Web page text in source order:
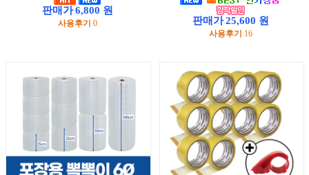
판매가 : 6,800 원
사용후기 : 0 판매가: 25,600 원
사용후기 : 16